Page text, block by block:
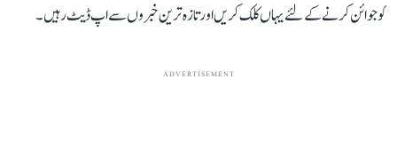
کو جوائن کرنے کے لئے یہاں کلک کریں اور تازہ ترین خبروں سے اپ ڈیٹ رہیں۔
ADVERTISEMENT